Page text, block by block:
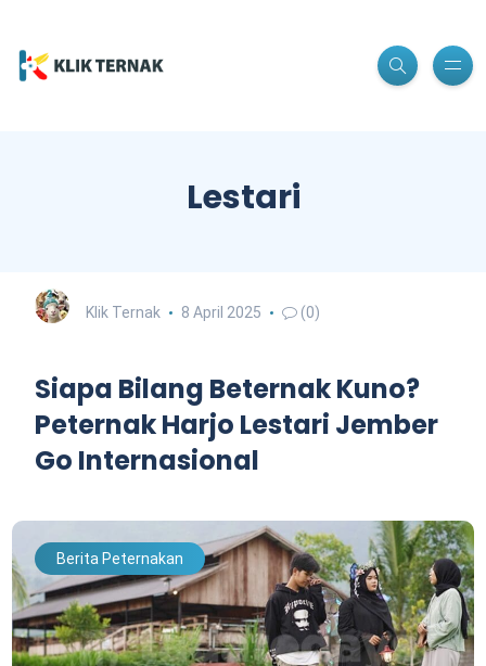
Lestari
Klik Ternak 8 April 2025 (0)
Siapa Bilang Beternak Kuno?
Peternak Harjo Lestari Jember
Go Internasional
Berita Peternakan